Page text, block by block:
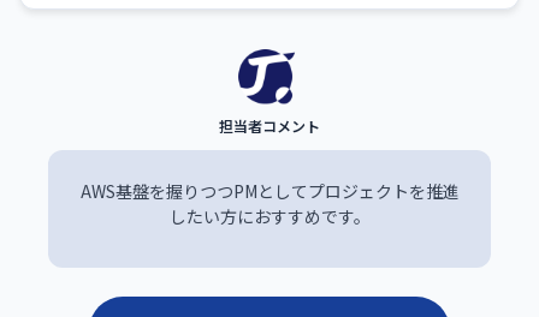
AWS基盤を握りつつPMとしてプロジェクトを推進
したい方におすすめです。